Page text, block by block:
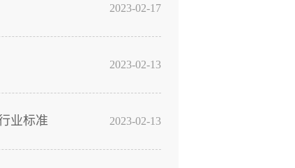
2023-02-17
2023-02-13
业标准 2023-02-13